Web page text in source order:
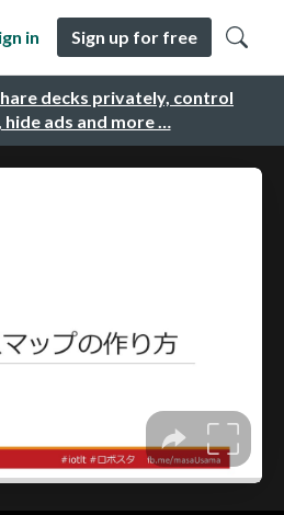
decks privately, control
ads and more …
in Sign up for free